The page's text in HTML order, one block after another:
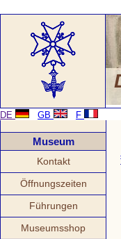
DE GB F
Museum
Kontakt
Öffnungszeiten
Führungen
Museumsshop